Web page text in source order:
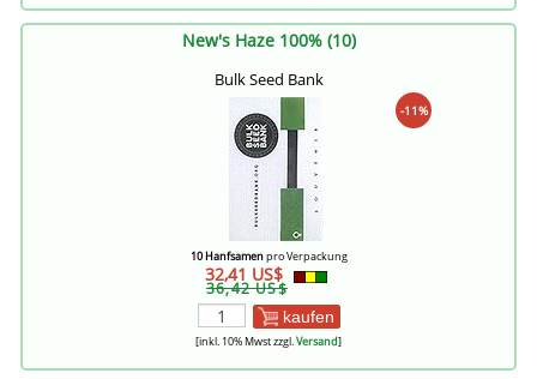
New's Haze 100% (10)
Bulk Seed Bank
-11%
10 Hanfsamenpro Verpackung
32,41 US$
36,42 US$
kaufen
[inkl. 10% Mwst zzgl.Versand]